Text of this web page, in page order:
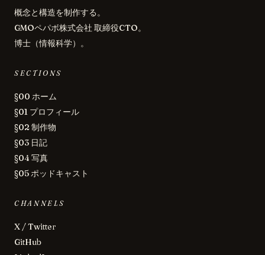
概念と構造を制作する。
GMOペパボ株式会社 取締役CTO。
博士（情報科学）。
SECTIONS
§00 ホーム
§01 プロフィール
§02 制作物
§03 日記
§04 写真
§05 ポッドキャスト
CHANNELS
X / Twitter
GitHub